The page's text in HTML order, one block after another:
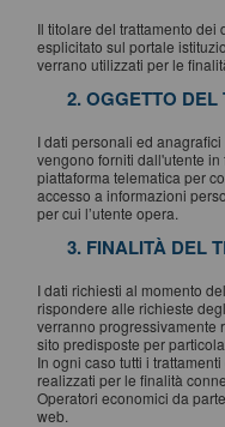
Il titolare del trattamento dei
esplicitato sul portale
verrano utilizzati per le
2. OGGETTO DEL
I dati personali ed
vengono forniti dall'utente
piattaforma telematica per
accesso a informazioni
per cui l’utente opera.
3. FINALITÀ DEL
I dati richiesti al momento
rispondere alle richieste
verranno progressivamente
sito predisposte per
In ogni caso tutti i
realizzati per le finalità
Operatori economici da
web.